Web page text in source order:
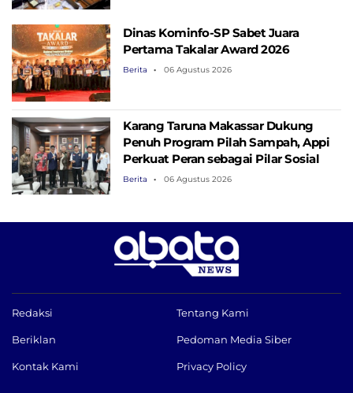
Dinas Kominfo-SP Sabet Juara
Pertama Takalar Award 2026
Berita 06 Agustus 2026
Karang Taruna Makassar Dukung
Penuh Program Pilah Sampah, Appi
Perkuat Peran sebagai Pilar Sosial
Berita 06 Agustus 2026
Redaksi Tentang Kami
Beriklan Pedoman Media Siber
Kontak Kami Privacy Policy